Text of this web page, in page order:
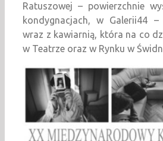
Ratuszowej – powierzchnie
kondygnacjach, w Galerii44
wraz z kawiarnią, która na co
w Teatrze oraz w Rynku w